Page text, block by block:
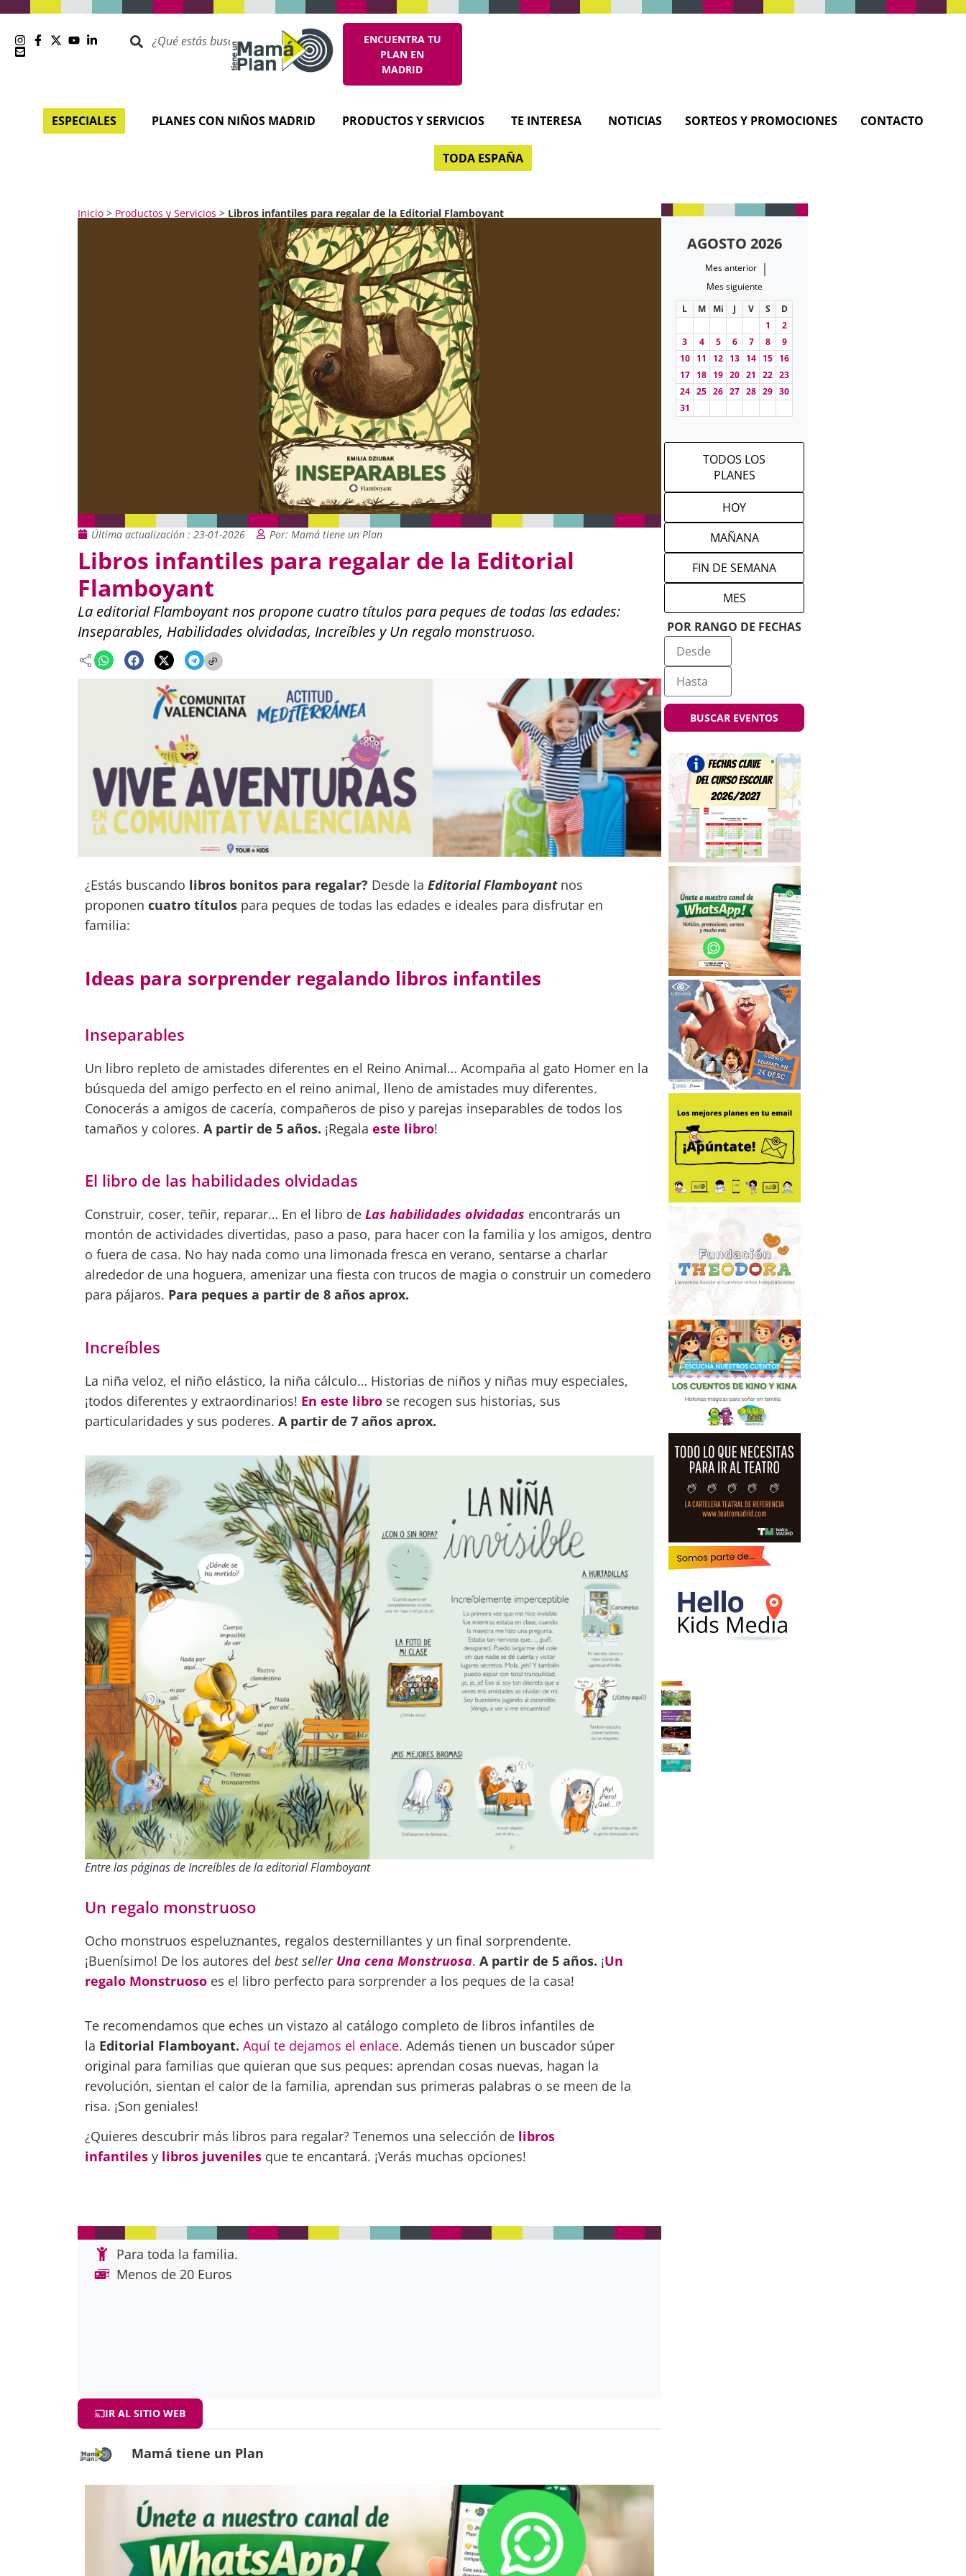
ENCUENTRA TU
PLAN EN
MADRID
ESPECIALES PLANES CON NIÑOS MADRID PRODUCTOS Y SERVICIOS TE INTERESA NOTICIAS SORTEOS Y PROMOCIONES CONTACTO
TODA ESPAÑA
Inicio> Productos y Servicios > Libros infantiles para regalar de la Editorial Flamboyant
Última actualización : 23-01-2026 Por: Mamá tiene un Plan
Libros infantiles para regalar de la Editorial
Flamboyant
La editorial Flamboyant nos propone cuatro títulos para peques de todas las edades:
Inseparables, Habilidades olvidadas, Increíbles y Un regalo monstruoso.
¿Estás buscando libros bonitos para regalar? Desde la Editorial Flamboyantnos
proponen cuatro títulospara peques de todas las edades e ideales para disfrutar en
familia:
Ideas para sorprender regalando libros infantiles
Inseparables
Un libro repleto de amistades diferentes en el Reino Animal… Acompaña al gato Homer en la
búsqueda del amigo perfecto en el reino animal, lleno de amistades muy diferentes.
Conocerás a amigos de cacería, compañeros de piso y parejas inseparables de todos los
tamaños y colores. A partir de 5 años. ¡Regala este libro!
El libro de las habilidades olvidadas
Construir, coser, teñir, reparar… En el libro de Las habilidades olvidadas encontrarás un
montón de actividades divertidas, paso a paso, para hacer con la familia y los amigos, dentro
o fuera de casa. No hay nada como una limonada fresca en verano, sentarse a charlar
alrededor de una hoguera, amenizar una fiesta con trucos de magia o construir un comedero
para pájaros. Para peques a partir de 8 años aprox.
Increíbles
La niña veloz, el niño elástico, la niña cálculo… Historias de niños y niñas muy especiales,
¡todos diferentes y extraordinarios! En este librose recogen sus historias, sus
particularidades y sus poderes. A partir de 7 años aprox.
Entre las páginas deIncreíblesde la editorial Flamboyant
Un regalo monstruoso
Ocho monstruos espeluznantes, regalos desternillantes y un final sorprendente.
¡Buenísimo! De los autores del best seller Una cena Monstruosa. A partir de 5 años. ¡Un
regalo Monstruosoes el libro perfecto para sorprender a los peques de la casa!
Te recomendamos que eches un vistazo al catálogo completo de libros infantiles de
la Editorial Flamboyant. Aquí te dejamos el enlace. Además tienen un buscador súper
original para familias que quieran que sus peques: aprendan cosas nuevas, hagan la
revolución, sientan el calor de la familia, aprendan sus primeras palabras o se meen de la
risa. ¡Son geniales!
¿Quieres descubrir más libros para regalar? Tenemos una selección de libros
infantiles y libros juvenilesque te encantará. ¡Verás muchas opciones!
Para toda la familia.
Menos de 20 Euros
IR AL SITIO WEB
Mamá tiene un Plan
AGOSTO 2026
Mes anterior |
Mes siguiente
L
M Mi J V S
D
1
2
3
4 5 6 7 8
9
10 11 12 13 14 15 16
17 18 19 20 21 22 23
24 25 26 27 28 29 30
31
TODOS LOS
PLANES
HOY
MAÑANA
FIN DE SEMANA
MES
POR RANGO DE FECHAS
BUSCAR EVENTOS